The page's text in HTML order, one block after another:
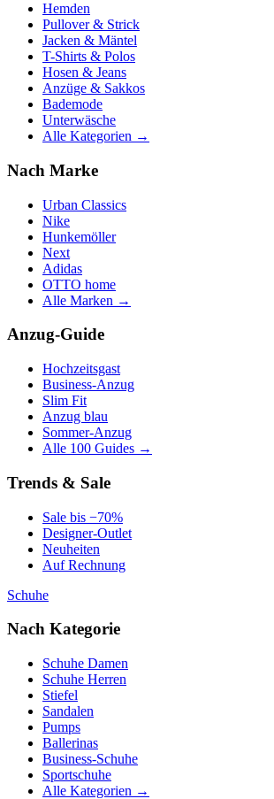
Hemden
Pullover & Strick
Jacken & Mäntel
T-Shirts & Polos
Hosen & Jeans
Anzüge & Sakkos
Bademode
Unterwäsche
Alle Kategorien →
Nach Marke
Urban Classics
Nike
Hunkemöller
Next
Adidas
OTTO home
Alle Marken →
Anzug-Guide
Hochzeitsgast
Business-Anzug
Slim Fit
Anzug blau
Sommer-Anzug
Alle 100 Guides →
Trends & Sale
Sale bis −70%
Designer-Outlet
Neuheiten
Auf Rechnung
Schuhe
Nach Kategorie
Schuhe Damen
Schuhe Herren
Stiefel
Sandalen
Pumps
Ballerinas
Business-Schuhe
Sportschuhe
Alle Kategorien →